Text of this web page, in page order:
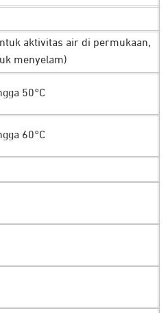
mudah memantau posisi dan
awal dengan aman.
antena yang memiliki
sebelumnya. Termasuk
GNSS untuk menerima lima
untuk navigasi yang akurat.
terbarunya mampu
di lokasi yang paling
Kondisi
aktivitas air di permukaan,
menyelam)
50°C
60°C